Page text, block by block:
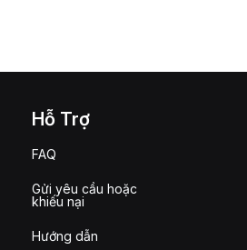
Hỗ Trợ
FAQ
Gửi yêu cầu hoặc
khiếu nại
Hướng dẫn